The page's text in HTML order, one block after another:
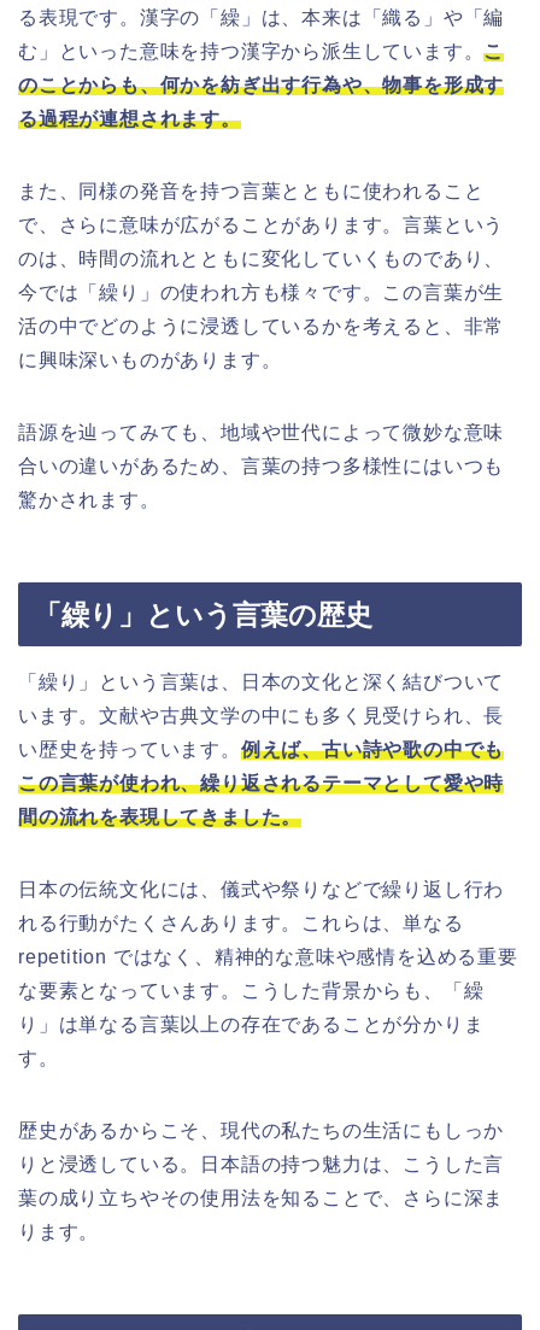
る表現です。漢字の「繰」は、本来は「織る」や「編
む」といった意味を持つ漢字から派生しています。こ
のことからも、何かを紡ぎ出す行為や、物事を形成す
る過程が連想されます。
また、同様の発音を持つ言葉とともに使われること
で、さらに意味が広がることがあります。言葉という
のは、時間の流れとともに変化していくものであり、
今では「繰り」の使われ方も様々です。この言葉が生
活の中でどのように浸透しているかを考えると、非常
に興味深いものがあります。
語源を辿ってみても、地域や世代によって微妙な意味
合いの違いがあるため、言葉の持つ多様性にはいつも
驚かされます。
「繰り」という言葉の歴史
「繰り」という言葉は、日本の文化と深く結びついて
います。文献や古典文学の中にも多く見受けられ、長
い歴史を持っています。 例えば、古い詩や歌の中でも
この言葉が使われ、繰り返されるテーマとして愛や時
間の流れを表現してきました。
日本の伝統文化には、儀式や祭りなどで繰り返し行わ
れる行動がたくさんあります。これらは、単なる
repetition ではなく、精神的な意味や感情を込める重要
な要素となっています。こうした背景からも、「繰
り」は単なる言葉以上の存在であることが分かりま
す。
歴史があるからこそ、現代の私たちの生活にもしっか
りと浸透している。日本語の持つ魅力は、こうした言
葉の成り立ちやその使用法を知ることで、さらに深ま
ります。